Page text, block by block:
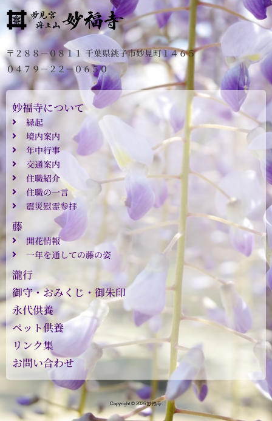
〒２８８－０８１１ 千葉県銚子市妙見町１４６５
０４７９－２２－０６５０
妙福寺について
縁起
境内案内
年中行事
交通案内
住職紹介
住職の一言
震災慰霊参拝
藤
開花情報
一年を通しての藤の姿
瀧行
御守・おみくじ・御朱印
永代供養
ペット供養
リンク集
お問い合わせ
Copyright © 2026 妙福寺.